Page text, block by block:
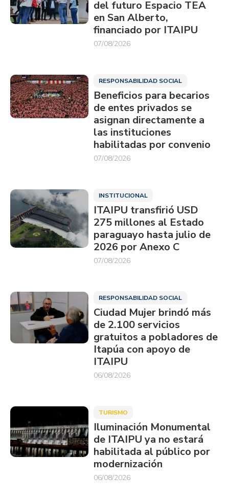
del futuro Espacio TEA
en San Alberto,
financiado por ITAIPU
07/08/2026
RESPONSABILIDAD SOCIAL
Beneficios para becarios
de entes privados se
asignan directamente a
las instituciones
habilitadas por convenio
07/08/2026
INSTITUCIONAL
ITAIPU transfirió USD
275 millones al Estado
paraguayo hasta julio de
2026 por Anexo C
07/08/2026
RESPONSABILIDAD SOCIAL
Ciudad Mujer brindó más
de 2.100 servicios
gratuitos a pobladores de
Itapúa con apoyo de
ITAIPU
06/08/2026
TURISMO
Iluminación Monumental
de ITAIPU ya no estará
habilitada al público por
modernización
06/08/2026